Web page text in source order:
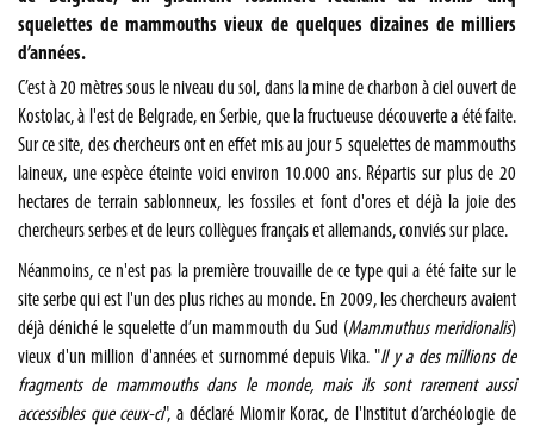
squelettes de mammouths vieux de quelques dizaines de milliers
d’années.
C’est à 20 mètres sous le niveau du sol, dans la mine de charbon à ciel ouvert de
Kostolac, à l'est de Belgrade, enSerbie, que la fructueuse découverte a été faite.
Sur ce site, des chercheurs ont en effet mis au jour 5 squelettes de mammouths
laineux, une espèce éteinte voici environ 10.000 ans. Répartis sur plus de 20
hectares de terrain sablonneux, les fossiles et font d'ores et déjà la joie des
chercheurs serbes et de leurs collègues français et allemands, conviés sur place.
Néanmoins, ce n'est pas la première trouvaille de ce type qui a été faite sur le
site serbe qui est l'un des plus riches au monde. En 2009, les chercheurs avaient
déjà déniché le squelette d’un mammouth du Sud (Mammuthus meridionalis)
vieux d'un million d'années et surnommé depuis Vika. "Il y a des millions de
fragments de mammouths dans le monde, mais ils sont rarement aussi
accessibles que ceux-ci", a déclaré Miomir Korac, de l'Institut d’archéologie de